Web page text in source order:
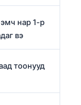
нар 1-р
вэ
тоонууд